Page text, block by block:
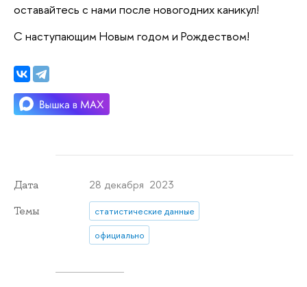
оставайтесь с нами после новогодних каникул!
С наступающим Новым годом и Рождеством!
Дата 28 декабря 2023
Темы
статистические данные
официально